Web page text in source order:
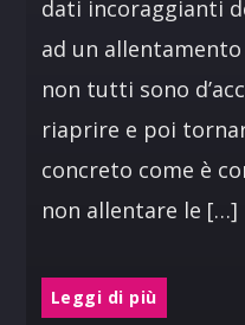
dati incoraggianti
ad un
non tutti sono
riaprire e poi
concreto come è
non allentare le […]
Leggi di più